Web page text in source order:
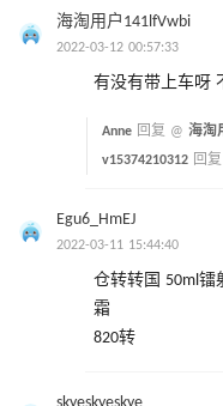
海淘用户141lfVwbi
2022-03-12 00:57:33
有没有带上车呀
Anne 回复 @ 海淘
v15374210312 回
Egu6_HmEJ
2022-03-11 15:44:40
仓转转国 50ml镭
霜
820转